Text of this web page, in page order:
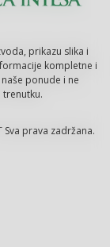
prikazu slika i
kompletne i
ponude i ne
Sva prava zadržana.